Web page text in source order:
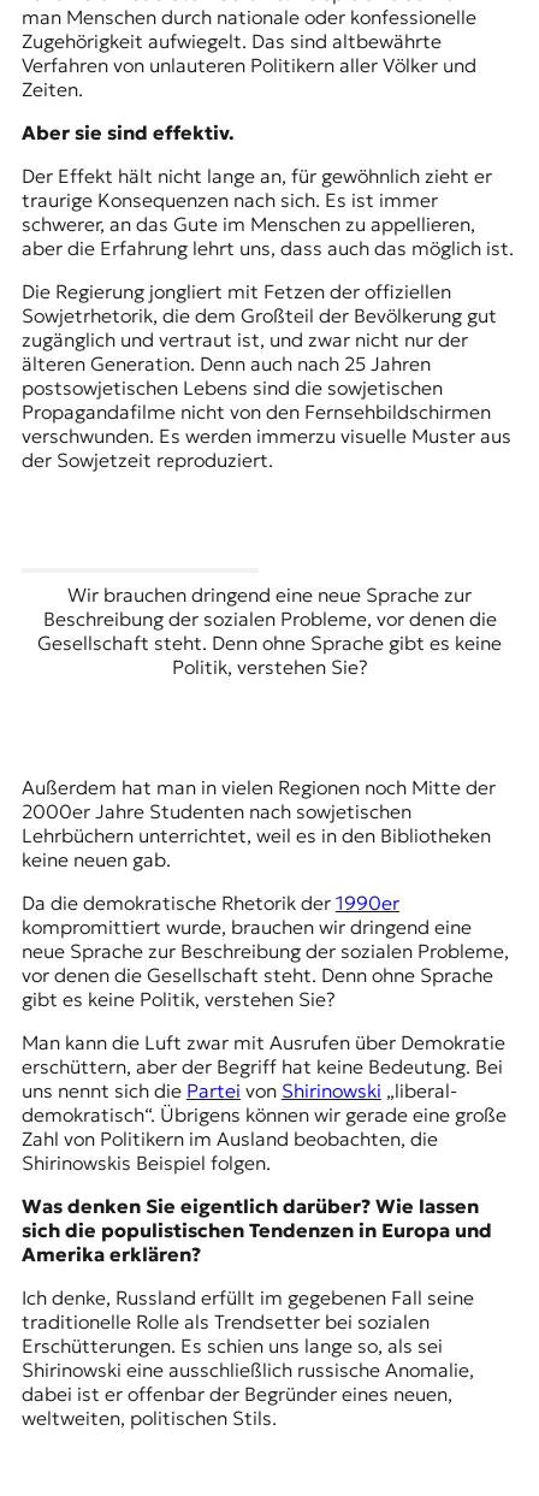
man Menschen durch nationale oder konfessionelle
Zugehörigkeit aufwiegelt. Das sind altbewährte
Verfahren von unlauteren Politikern aller Völker und
Zeiten.
Aber sie sind effektiv.
Der Effekt hält nicht lange an, für gewöhnlich zieht er
traurige Konsequenzen nach sich. Es ist immer
schwerer, an das Gute im Menschen zu appellieren,
aber die Erfahrung lehrt uns, dass auch das möglich ist.
Die Regierung jongliert mit Fetzen der offiziellen
Sowjetrhetorik, die dem Großteil der Bevölkerung gut
zugänglich und vertraut ist, und zwar nicht nur der
älteren Generation. Denn auch nach 25 Jahren
postsowjetischen Lebens sind die sowjetischen
Propagandafilme nicht von den Fernsehbildschirmen
verschwunden. Es werden immerzu visuelle Muster aus
der Sowjetzeit reproduziert.
Wir brauchen dringend eine neue Sprache zur
Beschreibung der sozialen Probleme, vor denen die
Gesellschaft steht. Denn ohne Sprache gibt es keine
Politik, verstehen Sie?
Außerdem hat man in vielen Regionen noch Mitte der
2000er Jahre Studenten nach sowjetischen
Lehrbüchern unterrichtet, weil es in den Bibliotheken
keine neuen gab.
Da die demokratische Rhetorik der 1990er
kompromittiert wurde, brauchen wir dringend eine
neue Sprache zur Beschreibung der sozialen Probleme,
vor denen die Gesellschaft steht. Denn ohne Sprache
gibt es keine Politik, verstehen Sie?
Man kann die Luft zwar mit Ausrufen über Demokratie
erschüttern, aber der Begriff hat keine Bedeutung. Bei
uns nennt sich die Partei von Shirinowski „liberal-
demokratisch“. Übrigens können wir gerade eine große
Zahl von Politikern im Ausland beobachten, die
Shirinowskis Beispiel folgen.
Was denken Sie eigentlich darüber? Wie lassen
sich die populistischen Tendenzen in Europa und
Amerika erklären?
Ich denke, Russland erfüllt im gegebenen Fall seine
traditionelle Rolle als Trendsetter bei sozialen
Erschütterungen. Es schien uns lange so, als sei
Shirinowski eine ausschließlich russische Anomalie,
dabei ist er offenbar der Begründer eines neuen,
weltweiten, politischen Stils.